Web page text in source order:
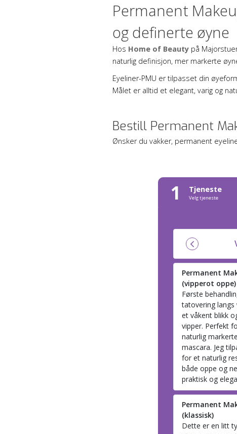
Permanent
og definerte øyne
Hos Home of Beauty på
naturlig definisjon, mer markerte
Eyeliner-PMU er tilpasset din
Målet er alltid et elegant, varig og
Bestill Permanent
Ønsker du vakker, permanent